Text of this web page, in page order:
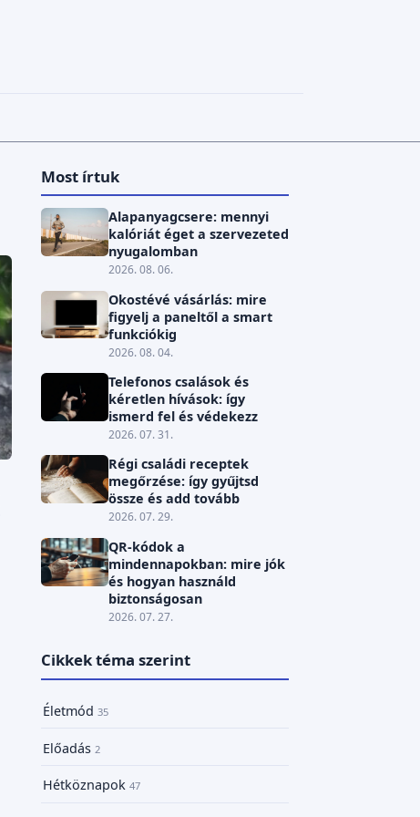
Most írtuk
Alapanyagcsere: mennyi
kalóriát éget a szervezeted
nyugalomban
2026. 08. 06.
Okostévé vásárlás: mire
figyelj a paneltől a smart
funkciókig
2026. 08. 04.
Telefonos csalások és
kéretlen hívások: így
ismerd fel és védekezz
2026. 07. 31.
Régi családi receptek
megőrzése: így gyűjtsd
össze és add tovább
2026. 07. 29.
QR-kódok a
mindennapokban: mire jók
és hogyan használd
biztonságosan
2026. 07. 27.
Cikkek téma szerint
Életmód 35
Előadás 2
Hétköznapok 47